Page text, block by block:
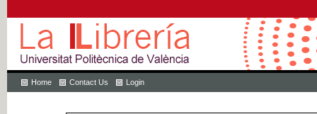
Home Contact Us Login